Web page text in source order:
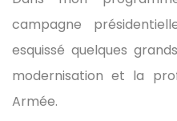
campagne
esquissé quelques
modernisation et la
Armée.